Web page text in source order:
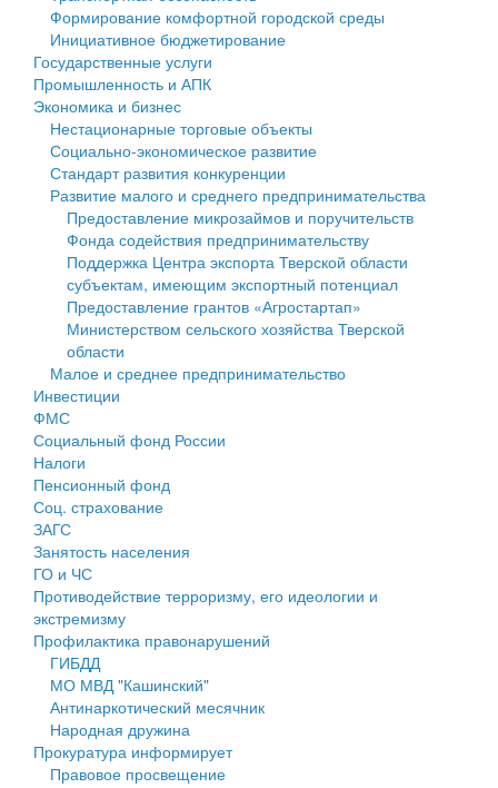
Государственные услуги
Промышленность и АПК
Экономика и бизнес
Символика
Устав
Гостям округа
Туризм
Культура
Образование
Здравоохранение
Социальная защита
Фотоальбом
муниципального округа Тверской области
Администрация Кашинского муниципального округа
Тверской области
Управление сельскими территориями
Открытые данные
Работа с обращениями граждан
Муниципальный контроль
Муниципальные услуги
Проекты административных регламентов
Антимонопольный комплаенс
Противодействие коррупции
Финансовое управление
Бюджет для граждан
Имущество
Выявление правообладателей ранее учтенных
объектов недвижимости
Имущественная поддержка субъектов малого и
среднего предпринимательства
Информационная поддержка субъектов малого и
среднего предпринимательства
Муниципальные программы
Контрольно-счетная палата
Персональные данные
Оценка регулирующего воздействия
Деятельность МУ
Нормативы градостроительного проектирования
Правила землепользования и застройки
Генеральные планы
Формирование комфортной городской среды
Инициативное бюджетирование
Государственные услуги
Промышленность и АПК
Экономика и бизнес
Нестационарные торговые объекты
Социально-экономическое развитие
Стандарт развития конкуренции
Развитие малого и среднего предпринимательства
Предоставление микрозаймов и поручительств
Фонда содействия предпринимательству
Поддержка Центра экспорта Тверской области
субъектам, имеющим экспортный потенциал
Предоставление грантов «Агростартап»
Министерством сельского хозяйства Тверской
области
Малое и среднее предпринимательство
Инвестиции
ФМС
Социальный фонд России
Налоги
Пенсионный фонд
Соц. страхование
ЗАГС
Занятость населения
ГО и ЧС
Противодействие терроризму, его идеологии и
экстремизму
Профилактика правонарушений
ГИБДД
МО МВД "Кашинский"
Антинаркотический месячник
Народная дружина
Прокуратура информирует
Правовое просвещение